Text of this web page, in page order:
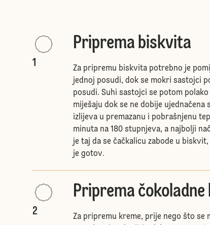
1
Priprema biskvita
Za pripremu biskvita potrebno je
jednoj posudi, dok se mokri sastojci
posudi. Suhi sastojci se potom
miješaju dok se ne dobije ujednačena
izlijeva u premazanu i pobrašnjenu
minuta na 180 stupnjeva, a najbolji
je taj da se čačkalicu zabode u
je gotov.
2
Priprema čokoladne
Za pripremu kreme, prije nego što se